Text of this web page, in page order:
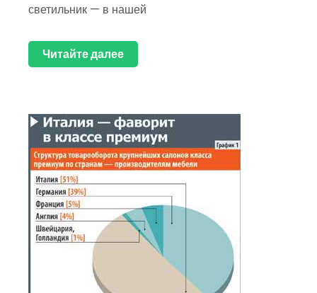
светильник — в нашей
Читайте далее